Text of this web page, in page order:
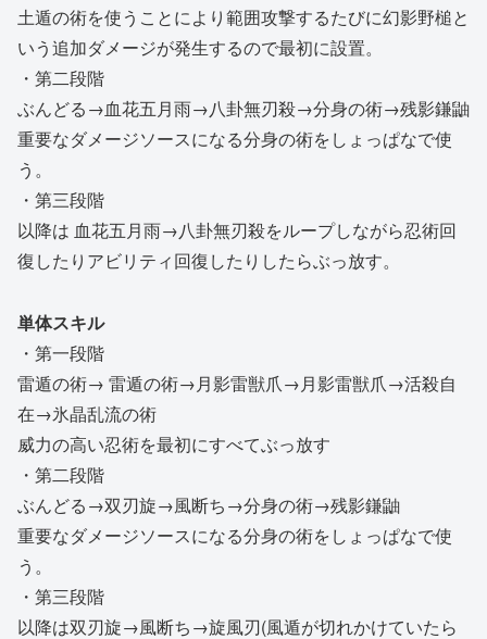
土遁の術を使うことにより範囲攻撃するたびに幻影野槌と
いう追加ダメージが発生するので最初に設置。
・第二段階
ぶんどる→血花五月雨→八卦無刃殺→分身の術→残影鎌鼬
重要なダメージソースになる分身の術をしょっぱなで使
う。
・第三段階
以降は 血花五月雨→八卦無刃殺をループしながら忍術回
復したりアビリティ回復したりしたらぶっ放す。
単体スキル
・第一段階
雷遁の術→ 雷遁の術→月影雷獣爪→月影雷獣爪→活殺自
在→氷晶乱流の術
威力の高い忍術を最初にすべてぶっ放す
・第二段階
ぶんどる→双刃旋→風断ち→分身の術→残影鎌鼬
重要なダメージソースになる分身の術をしょっぱなで使
う。
・第三段階
以降は双刃旋→風断ち→旋風刃(風遁が切れかけていたら